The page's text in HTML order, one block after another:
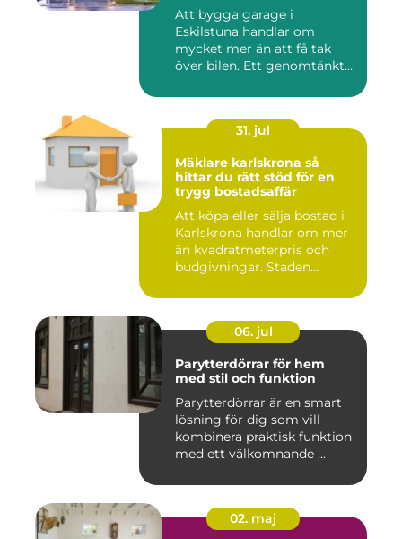
Att bygga garage i
Eskilstuna handlar om
mycket mer än att få tak
över bilen. Ett genomtänkt
31. jul
Mäklare karlskrona så
hittar du rätt stöd för en
trygg bostadsaffär
Att köpa eller sälja bostad i
Karlskrona handlar om mer
än kvadratmeterpris och
budgivningar. Staden...
06. jul
Parytterdörrar för hem
med stil och funktion
Parytterdörrar är en smart
lösning för dig som vill
kombinera praktisk funktion
med ett välkomnande ...
02. maj